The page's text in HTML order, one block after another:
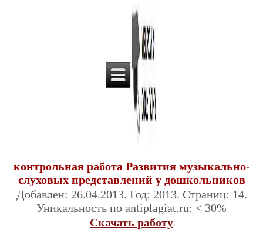
контрольная работа Развития музыкально-
слуховых представлений у дошкольников
Добавлен: 26.04.2013. Год: 2013. Страниц: 14.
Уникальность по antiplagiat.ru: < 30%
Скачать работу